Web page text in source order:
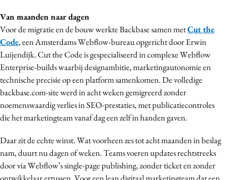
Van maanden naar dagen
Voor de migratie en de bouw werkte Backbase samen metCut the
Code, een Amsterdams Webflow-bureau opgericht door Erwin
Luijendijk. Cut the Code is gespecialiseerd in complexe Webflow
Enterprise-builds waarbij designambitie, marketingautonomie en
technische precisie op een platform samenkomen. De volledige
backbase.com-site werd in acht weken gemigreerd zonder
noemenswaardig verlies in SEO-prestaties, met publicatiecontroles
die het marketingteam vanaf dag een zelf in handen gaven.
Daar zit de echte winst. Wat voorheen zes tot acht maanden in beslag
nam, duurt nu dagen of weken. Teams voeren updates rechtstreeks
door via Webflow’s single-page publishing, zonder ticket en zonder